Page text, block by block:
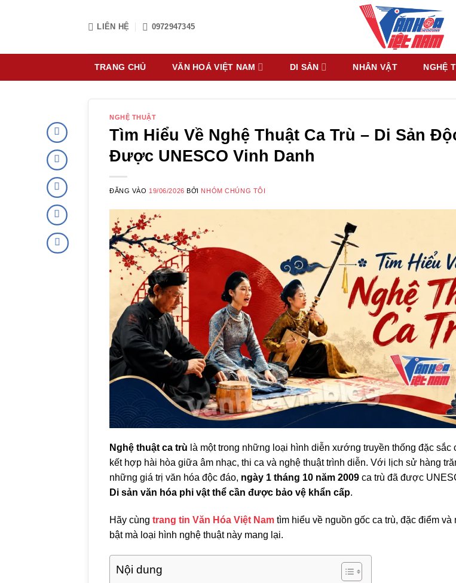
dung
LIÊN HỆ 0972947345
TRANG CHỦ VĂN HOÁ VIỆT NAM DI SẢN NHÂN VẬT NGHỆ
NGHỆ THUẬT
Tìm Hiểu Về Nghệ Thuật Ca Trù – Di Sản
Được UNESCO Vinh Danh
ĐĂNG VÀO 19/06/2026 BỞI NHÓM CHÚNG TÔI
Nghệ thuật ca trù là một trong những loại hình diễn xướng truyền thống đặc sắc
kết hợp hài hòa giữa âm nhạc, thi ca và nghệ thuật trình diễn. Với lịch sử hàng
những giá trị văn hóa độc đáo, ngày 1 tháng 10 năm 2009 ca trù đã được
Di sản văn hóa phi vật thể cần được bảo vệ khẩn cấp.
Hãy cùng trang tin Văn Hóa Việt Nam tìm hiểu về nguồn gốc ca trù, đặc điểm và
bật mà loại hình nghệ thuật này mang lại.
Nội dung